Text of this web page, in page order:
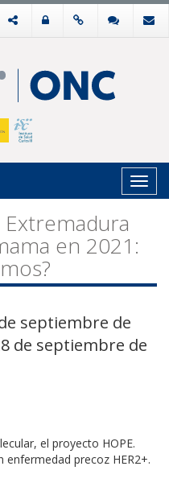
en 2021:
septiembre de
de septiembre de
el proyecto HOPE.
precoz HER2+.